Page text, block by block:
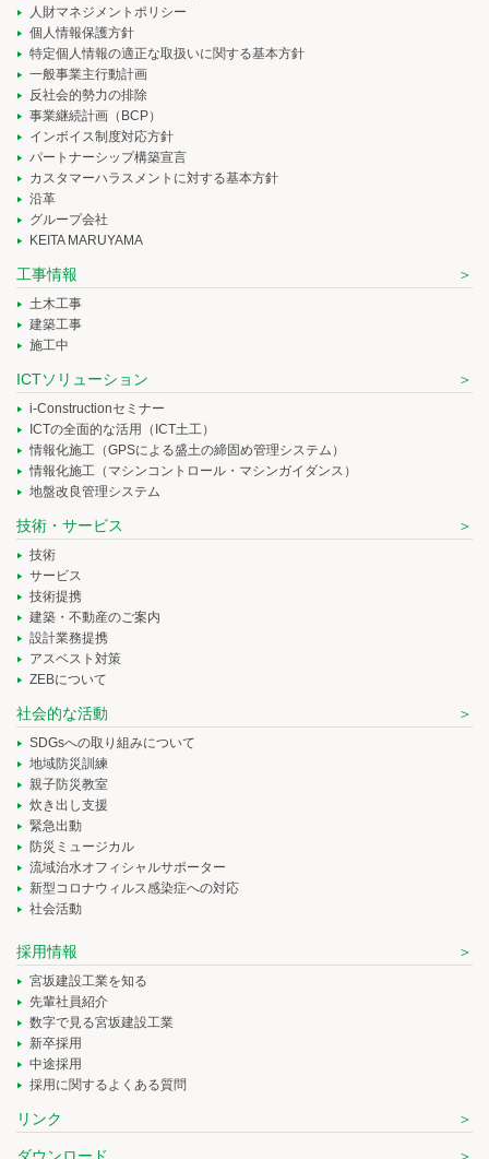
人財マネジメントポリシー
個人情報保護方針
特定個人情報の適正な取扱いに関する基本方針
一般事業主行動計画
反社会的勢力の排除
事業継続計画（BCP）
インボイス制度対応方針
パートナーシップ構築宣言
カスタマーハラスメントに対する基本方針
沿革
グループ会社
KEITA MARUYAMA
工事情報
土木工事
建築工事
施工中
ICTソリューション
i-Constructionセミナー
ICTの全面的な活用（ICT土工）
情報化施工（GPSによる盛土の締固め管理システム）
情報化施工（マシンコントロール・マシンガイダンス）
地盤改良管理システム
技術・サービス
技術
サービス
技術提携
建築・不動産のご案内
設計業務提携
アスベスト対策
ZEBについて
社会的な活動
SDGsへの取り組みについて
地域防災訓練
親子防災教室
炊き出し支援
緊急出動
防災ミュージカル
流域治水オフィシャルサポーター
新型コロナウィルス感染症への対応
社会活動
採用情報
宮坂建設工業を知る
先輩社員紹介
数字で見る宮坂建設工業
新卒採用
中途採用
採用に関するよくある質問
リンク
ダウンロード